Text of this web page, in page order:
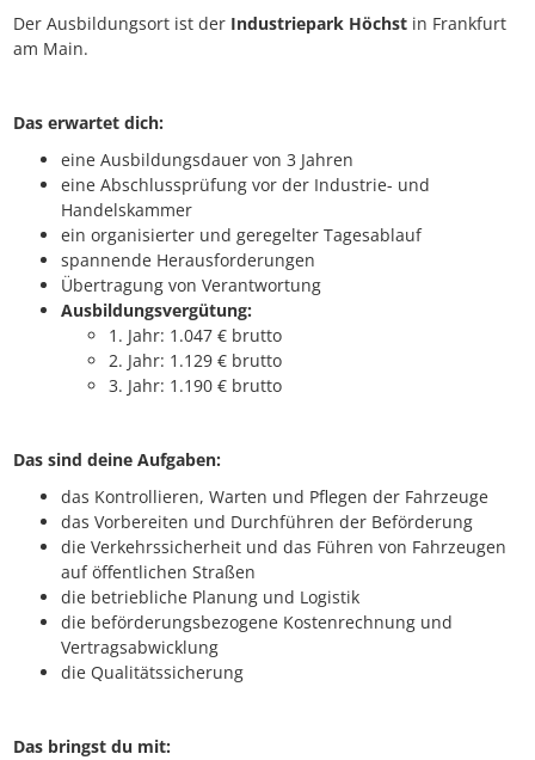
Der Ausbildungsort ist der Industriepark Höchst in Frankfurt
am Main.
Das erwartet dich:
eine Ausbildungsdauer von 3 Jahren
eine Abschlussprüfung vor der Industrie- und
Handelskammer
ein organisierter und geregelter Tagesablauf
spannende Herausforderungen
Übertragung von Verantwortung
Ausbildungsvergütung:
1. Jahr: 1.047 € brutto
2. Jahr: 1.129 € brutto
3. Jahr: 1.190 € brutto
Das sind deine Aufgaben:
das Kontrollieren, Warten und Pflegen der Fahrzeuge
das Vorbereiten und Durchführen der Beförderung
die Verkehrssicherheit und das Führen von Fahrzeugen
auf öffentlichen Straßen
die betriebliche Planung und Logistik
die beförderungsbezogene Kostenrechnung und
Vertragsabwicklung
die Qualitätssicherung
Das bringst du mit: